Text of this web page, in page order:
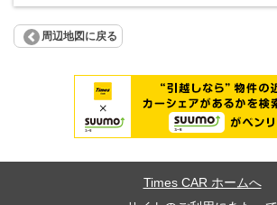
周辺地図に戻る
Times CAR ホームへ